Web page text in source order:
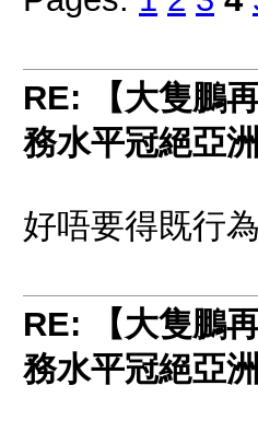
RE: 【大隻鵬
務水平冠絕亞洲
好唔要得既行為
RE: 【大隻鵬
務水平冠絕亞洲